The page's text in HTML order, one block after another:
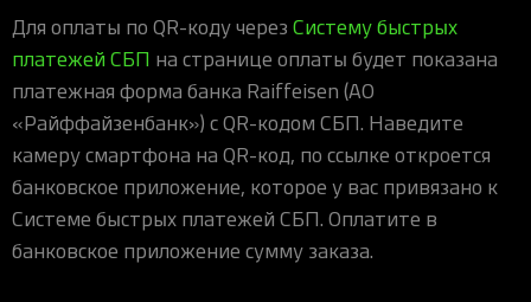
Для оплаты по QR-коду через Систему быстрых
платежей СБП на странице оплаты будет показана
платежная форма банка Raiffeisen (АО
«Райффайзенбанк») с QR-кодом СБП. Наведите
камеру смартфона на QR-код, по ссылке откроется
банковское приложение, которое у вас привязано к
Системе быстрых платежей СБП. Оплатите в
банковское приложение сумму заказа.